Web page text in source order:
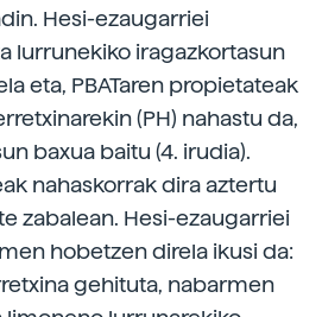
Hesi-ezaugarriei
lurrunekiko iragazkortasun
eta, PBATaren propietateak
(PH) nahastu da,
baxua baitu (4. irudia).
nahaskorrak dira aztertu
zabalean. Hesi-ezaugarriei
hobetzen direla ikusi da:
gehituta, nabarmen